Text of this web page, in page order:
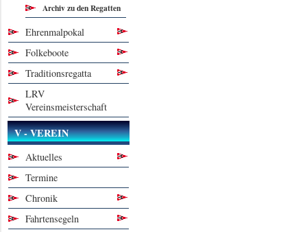
Archiv zu den Regatten
Ehrenmalpokal
Folkeboote
Traditionsregatta
LRV
Vereinsmeisterschaft
V - VEREIN
Aktuelles
Termine
Chronik
Fahrtensegeln